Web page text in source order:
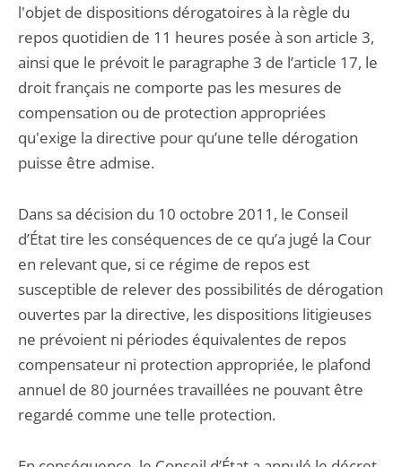
l'objet de dispositions dérogatoires à la règle du
repos quotidien de 11 heures posée à son article 3,
ainsi que le prévoit le paragraphe 3 de l’article 17, le
droit français ne comporte pas les mesures de
compensation ou de protection appropriées
qu'exige la directive pour qu’une telle dérogation
puisse être admise.
Dans sa décision du 10 octobre 2011, le Conseil
d’État tire les conséquences de ce qu’a jugé la Cour
en relevant que, si ce régime de repos est
susceptible de relever des possibilités de dérogation
ouvertes par la directive, les dispositions litigieuses
ne prévoient ni périodes équivalentes de repos
compensateur ni protection appropriée, le plafond
annuel de 80 journées travaillées ne pouvant être
regardé comme une telle protection.